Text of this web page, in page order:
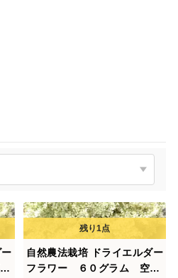
自然農法栽培 ドライエルダー
フラワー ６０グラム 空気